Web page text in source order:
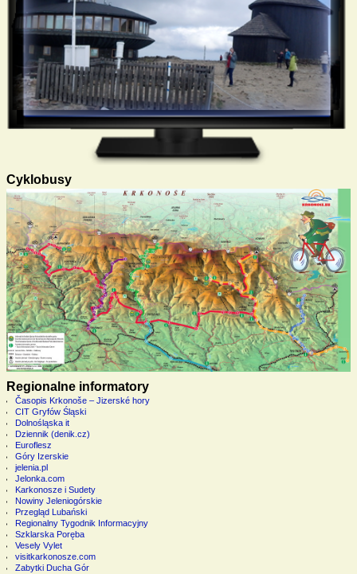
Cyklobusy
Regionalne informatory
Časopis Krkonoše – Jizerské hory
CIT Gryfów Śląski
Dolnośląska it
Dziennik (denik.cz)
Euroflesz
Góry Izerskie
jelenia.pl
Jelonka.com
Karkonosze i Sudety
Nowiny Jeleniogórskie
Przegląd Lubański
Regionalny Tygodnik Informacyjny
Szklarska Poręba
Vesely Vylet
visitkarkonosze.com
Zabytki Ducha Gór